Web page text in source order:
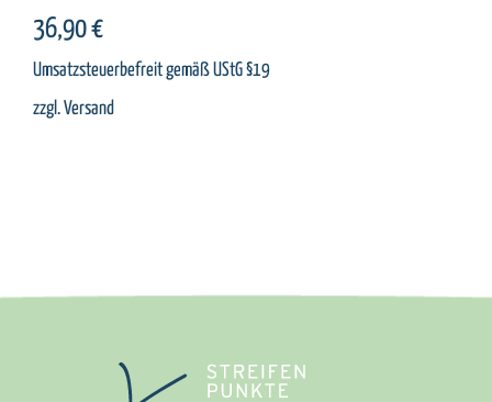
36,90€
Umsatzsteuerbefreit gemäß UStG §19
zzgl.Versand